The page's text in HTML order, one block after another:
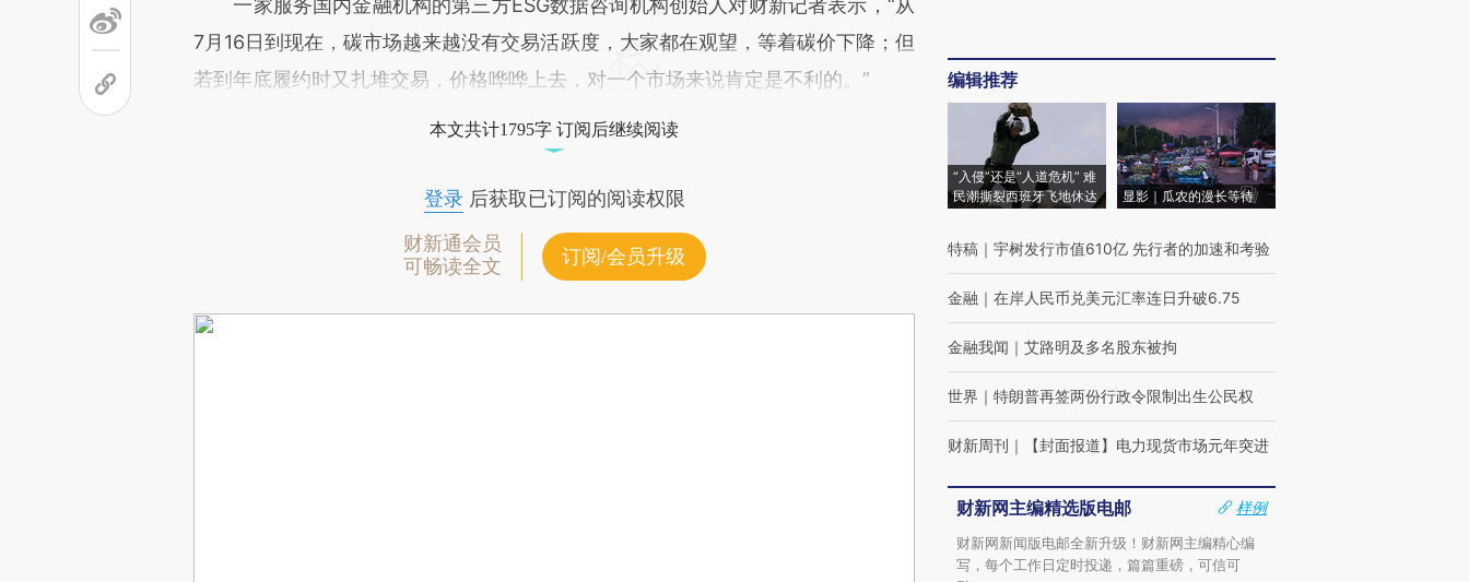
一家服务国内金融机构的第三方ESG数据咨询机构创始人对财新记者表示，“从
7月16日到现在，碳市场越来越没有交易活跃度，大家都在观望，等着碳价下降；但
若到年底履约时又扎堆交易，价格哗哗上去，对一个市场来说肯定是不利的。”
本文共计1795字 订阅后继续阅读
登录后获取已订阅的阅读权限
财新通会员
可畅读全文
订阅/会员升级
编辑推荐
“入侵”还是“人道危机” 难
民潮撕裂西班牙飞地休达
显影｜瓜农的漫长等待
特稿 ｜ 宇树发行市值610亿 先行者的加速和考验
金融 ｜ 在岸人民币兑美元汇率连日升破6.75
金融我闻 ｜ 艾路明及多名股东被拘
世界 ｜ 特朗普再签两份行政令限制出生公民权
财新周刊 ｜ 【封面报道】电力现货市场元年突进
财新网主编精选版电邮
样例
财新网新闻版电邮全新升级！财新网主编精心编
写，每个工作日定时投递，篇篇重磅，可信可